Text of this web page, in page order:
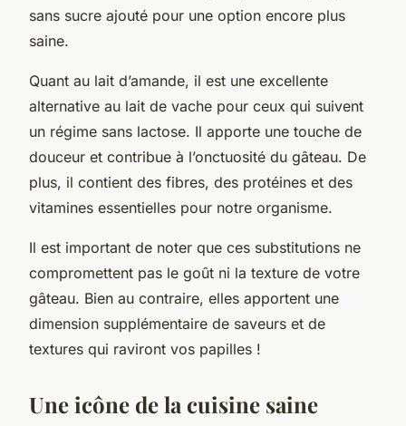
sans sucre ajouté pour une option encore plus
saine.
Quant au lait d’amande, il est une excellente
alternative au lait de vache pour ceux qui suivent
un régime sans lactose. Il apporte une touche de
douceur et contribue à l’onctuosité du gâteau. De
plus, il contient des fibres, des protéines et des
vitamines essentielles pour notre organisme.
Il est important de noter que ces substitutions ne
compromettent pas le goût ni la texture de votre
gâteau. Bien au contraire, elles apportent une
dimension supplémentaire de saveurs et de
textures qui raviront vos papilles !
Une icône de la cuisine saine